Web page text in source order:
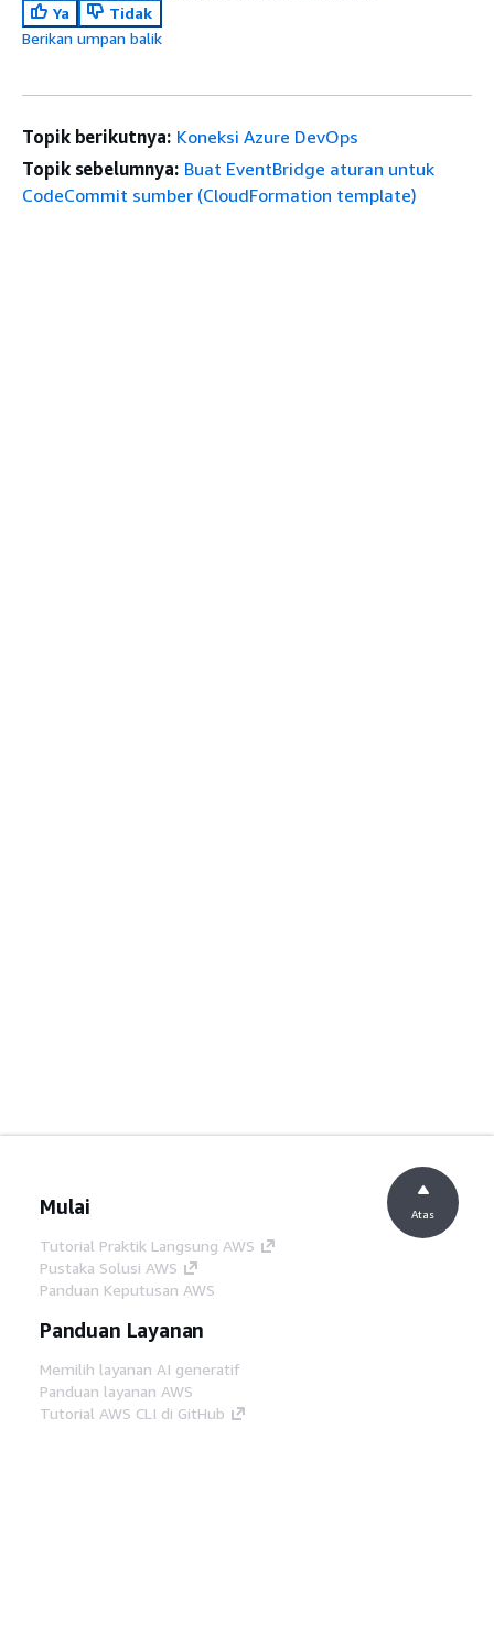
Ya
Tidak
Berikan umpan balik
Topik berikutnya: Koneksi Azure DevOps
Topik sebelumnya: Buat EventBridge aturan untuk
CodeCommit sumber (CloudFormation template)
Mulai
Tutorial Praktik Langsung AWS
Pustaka Solusi AWS
Panduan Keputusan AWS
Panduan Layanan
Memilih layanan AI generatif
Panduan layanan AWS
Tutorial AWS CLI di GitHub
Atas